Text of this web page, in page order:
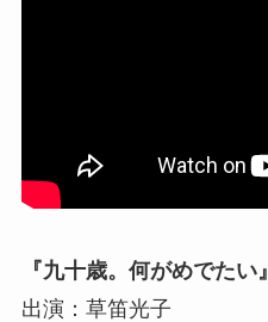
『九十歳。何がめでたい』
出演：草笛光子